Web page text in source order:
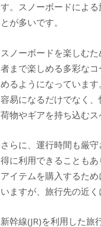
す。スノーボードによ
とが多いです。
スノーボードを楽しむ
者まで楽しめる多彩な
めるようになっていま
容易になるだけでなく
荷物やギアを持ち込むス
さらに、運行時間も厳
得に利用できることも
アイテムを購入するた
いますが、旅行先の近
新幹線(JR)を利用した